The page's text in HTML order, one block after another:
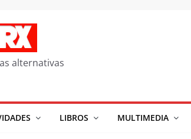
alternativas
LIBROS MULTIMEDIA